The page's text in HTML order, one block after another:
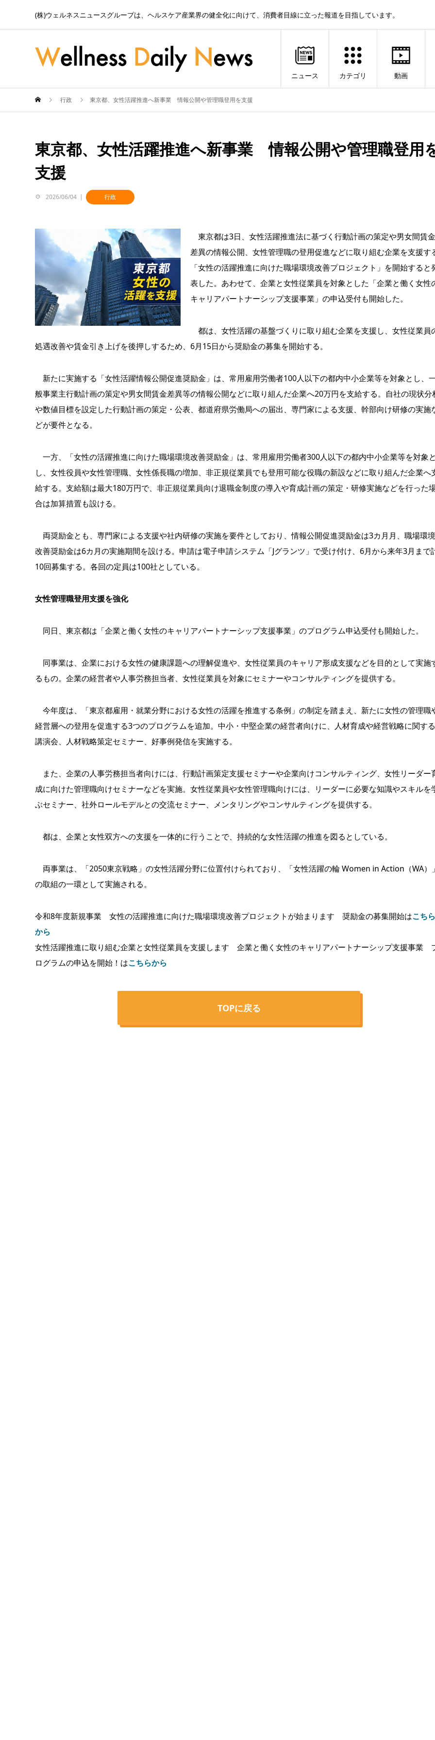
(株)ウェルネスニュースグループは、ヘルスケア産業界の健全化に向けて、消費者目線に立った報道を目指しています。
ニュース カテゴリ 動画
行政 東京都、女性活躍推進へ新事業 情報公開や管理職登用を支援
東京都、女性活躍推進へ新事業 情報公開や管理職登用
支援
2026/06/04 行政
東京都は3日、女性活躍推進法に基づく行動計画の策定や男女間賃金
差異の情報公開、女性管理職の登用促進などに取り組む企業を支援す
「女性の活躍推進に向けた職場環境改善プロジェクト」を開始すると
表した。あわせて、企業と女性従業員を対象とした「企業と働く女性
キャリアパートナーシップ支援事業」の申込受付も開始した。
都は、女性活躍の基盤づくりに取り組む企業を支援し、女性従業員
処遇改善や賃金引き上げを後押しするため、6月15日から奨励金の募集を開始する。
新たに実施する「女性活躍情報公開促進奨励金」は、常用雇用労働者100人以下の都内中小企業等を対象とし、
般事業主行動計画の策定や男女間賃金差異等の情報公開などに取り組んだ企業へ20万円を支給する。自社の現状分
や数値目標を設定した行動計画の策定・公表、都道府県労働局への届出、専門家による支援、幹部向け研修の実施
どが要件となる。
一方、「女性の活躍推進に向けた職場環境改善奨励金」は、常用雇用労働者300人以下の都内中小企業等を対象
し、女性役員や女性管理職、女性係長職の増加、非正規従業員でも登用可能な役職の新設などに取り組んだ企業へ
給する。支給額は最大180万円で、非正規従業員向け退職金制度の導入や育成計画の策定・研修実施などを行った
合は加算措置も設ける。
両奨励金とも、専門家による支援や社内研修の実施を要件としており、情報公開促進奨励金は3カ月月、職場環境
改善奨励金は6カ月の実施期間を設ける。申請は電子申請システム「Jグランツ」で受け付け、6月から来年3月まで
10回募集する。各回の定員は100社としている。
女性管理職登用支援を強化
同日、東京都は「企業と働く女性のキャリアパートナーシップ支援事業」のプログラム申込受付も開始した。
同事業は、企業における女性の健康課題への理解促進や、女性従業員のキャリア形成支援などを目的として実施
るもの。企業の経営者や人事労務担当者、女性従業員を対象にセミナーやコンサルティングを提供する。
今年度は、「東京都雇用・就業分野における女性の活躍を推進する条例」の制定を踏まえ、新たに女性の管理職
経営層への登用を促進する3つのプログラムを追加。中小・中堅企業の経営者向けに、人材育成や経営戦略に関する
講演会、人材戦略策定セミナー、好事例発信を実施する。
また、企業の人事労務担当者向けには、行動計画策定支援セミナーや企業向けコンサルティング、女性リーダー
成に向けた管理職向けセミナーなどを実施。女性従業員や女性管理職向けには、リーダーに必要な知識やスキルを
ぶセミナー、社外ロールモデルとの交流セミナー、メンタリングやコンサルティングを提供する。
都は、企業と女性双方への支援を一体的に行うことで、持続的な女性活躍の推進を図るとしている。
両事業は、「2050東京戦略」の女性活躍分野に位置付けられており、「女性活躍の輪 Women in Action（WA）
の取組の一環として実施される。
令和8年度新規事業 女性の活躍推進に向けた職場環境改善プロジェクトが始まります 奨励金の募集開始はこちら
から
女性活躍推進に取り組む企業と女性従業員を支援します 企業と働く女性のキャリアパートナーシップ支援事業
ログラムの申込を開始！はこちらから
TOPに戻る